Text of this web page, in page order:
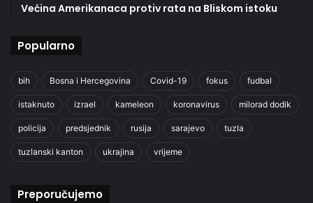
Većina Amerikanaca protiv rata na Bliskom istoku
Popularno
bih Bosna i Hercegovina Covid-19 fokus fudbal
istaknuto izrael kameleon koronavirus milorad dodik
policija predsjednik rusija sarajevo tuzla
tuzlanski kanton ukrajina vrijeme
Preporučujemo